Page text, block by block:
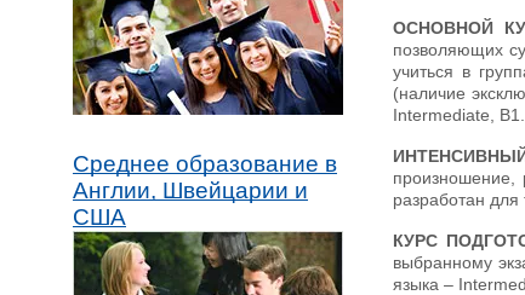
Среднее образование в
Англии, Швейцарии и
США
ОСНОВНОЙ
позволяющих
учиться в
(наличие
Intermediate, В1.
произношение,
разработан для
КУРС
выбранному
языка –